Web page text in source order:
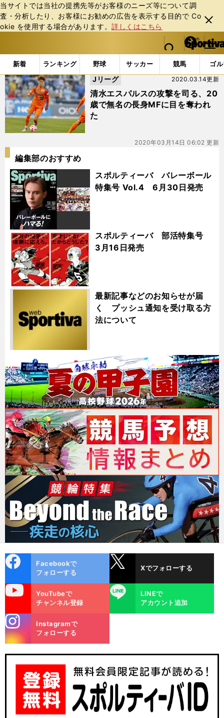
当サイトでは当社の提携先等がお客様のニーズ等について調
査・分析したり、お客様にお勧めの広告を表⽰する⽬的で Co
okie を使⽤する場合があります。詳しくはこちら
閉じ
る
web Sportiva (webスポルティーバ)
検索
マイペ
ー
ジ
メニュ
新着 ランキング 野球 サッカー 競馬 ゴ
b
ス
ポ
ル
テ
ィ
ー
バ
「#西村恭史」の最新ニュース・ 情報
清水エスパルスの攻撃を司る、20
歳で無名の長身MFに目を奪われ
た
2020.03.14更新
Jリーグ
2020年03月14日 06:02 更新
編集部のおすすめ
スポルティーバ バレーボール
特集号 Vol.4 6月30日発売
スポルティーバ 部活特集号
3月16日発売
最新記事などのお知らせが届
く プッシュ通知を受け取る方
法について
ok
Facebookで
フォローする
Xでフォローする
YouTubeで
チャンネル登録
LINE
LINEで
アカウント追加
m
Instagramで
フォローする